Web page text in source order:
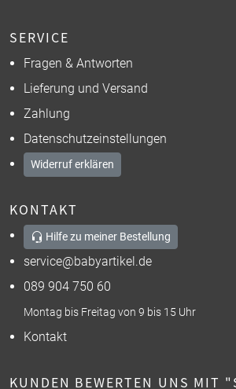
SERVICE
Fragen & Antworten
Lieferung und Versand
Zahlung
Datenschutzeinstellungen
Widerruf erklären
KONTAKT
Hilfe zu meiner Bestellung
service@babyartikel.de
089 904 750 60
Montag bis Freitag von 9 bis 15 Uhr
Kontakt
KUNDEN BEWERTEN UNS MIT